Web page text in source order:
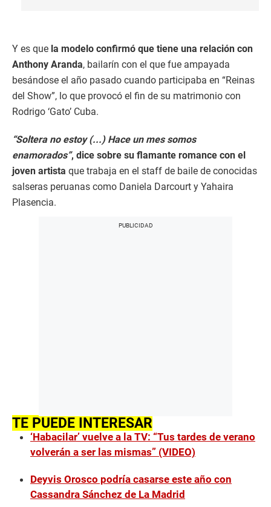
Y es que la modelo confirmó que tiene una relación con
Anthony Aranda, bailarín con el que fue ampayada
besándose el año pasado cuando participaba en “Reinas
del Show”, lo que provocó el fin de su matrimonio con
Rodrigo ‘Gato’ Cuba.
“Soltera no estoy (...) Hace un mes somos
enamorados”, dice sobre su flamante romance con el
joven artista que trabaja en el staff de baile de conocidas
salseras peruanas como Daniela Darcourt y Yahaira
Plasencia.
TE PUEDE INTERESAR
‘Habacilar’ vuelve a la TV: “Tus tardes de verano
volverán a ser las mismas” (VIDEO)
Deyvis Orosco podría casarse este año con
Cassandra Sánchez de La Madrid